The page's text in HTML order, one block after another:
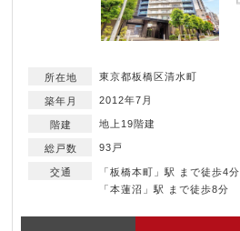
東京都板橋区清水町
2012年7月
地上19階建
93戸
「板橋本町」駅 まで徒歩4分
「本蓮沼」駅 まで徒歩8分